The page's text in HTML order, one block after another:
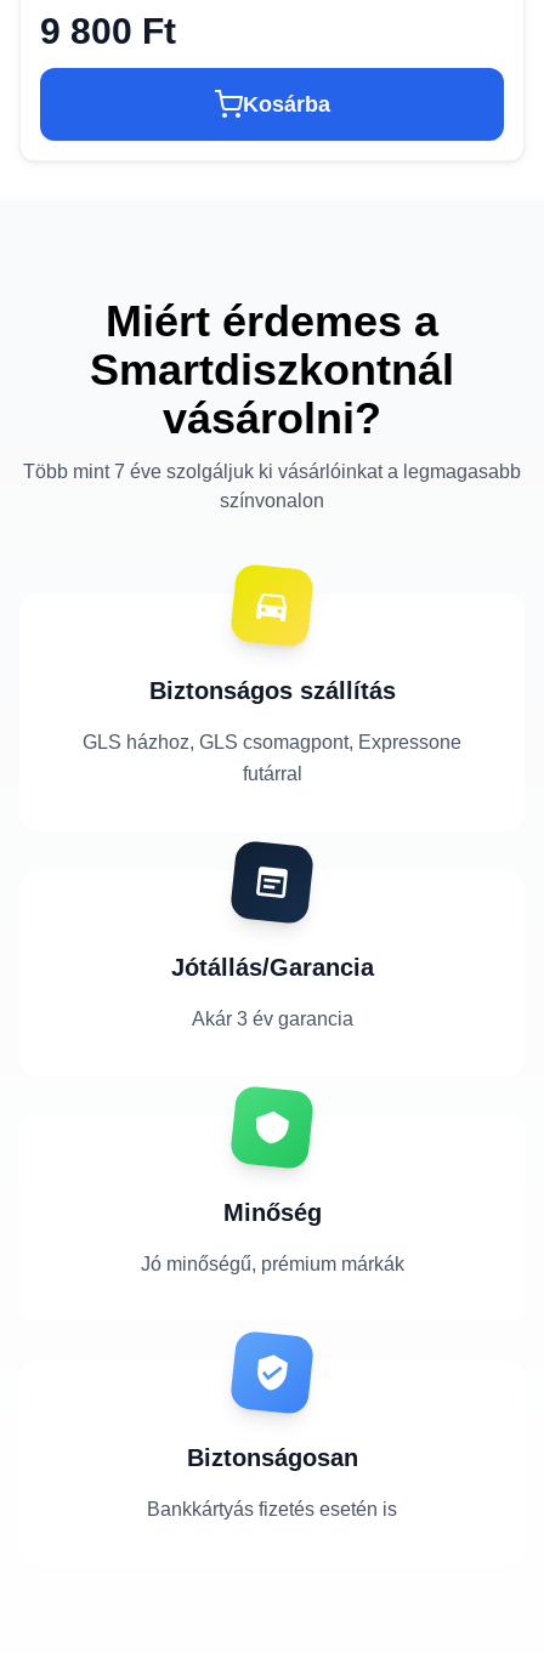
9 800 Ft
Kosárba
Miért érdemes a
Smartdiszkontnál
vásárolni?
Több mint 7 éve szolgáljuk ki vásárlóinkat a legmagasabb
színvonalon
Biztonságos szállítás
GLS házhoz, GLS csomagpont, Expressone
futárral
Jótállás/Garancia
Akár 3 év garancia
Minőség
Jó minőségű, prémium márkák
Biztonságosan
Bankkártyás fizetés esetén is